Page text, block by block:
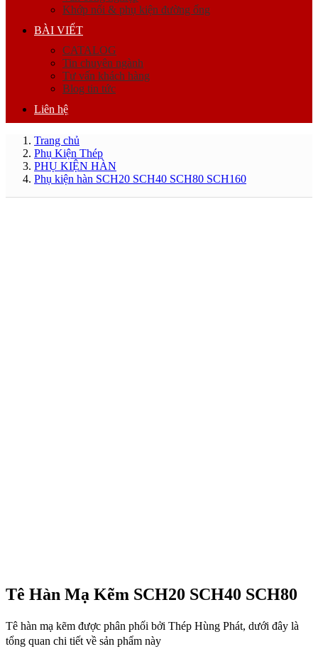
Khớp nối & phụ kiện đường ống
BÀI VIẾT
CATALOG
Tin chuyên ngành
Tư vấn khách hàng
Blog tin tức
Liên hệ
Trang chủ
Phụ Kiện Thép
PHỤ KIỆN HÀN
Phụ kiện hàn SCH20 SCH40 SCH80 SCH160
Tê Hàn Mạ Kẽm SCH20 SCH40 SCH80
Tê hàn mạ kẽm được phân phối bởi Thép Hùng Phát, dưới đây là
tổng quan chi tiết về sản phẩm này